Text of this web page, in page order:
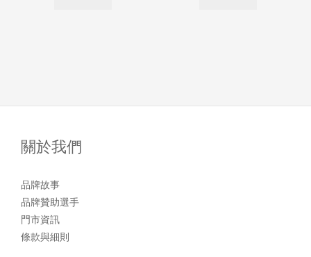
關於我們
品牌故事
品牌贊助選手
門市資訊
條款與細則